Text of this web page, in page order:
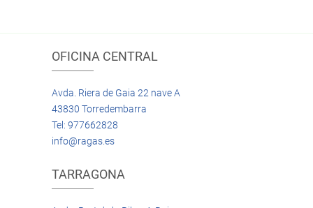
OFICINA CENTRAL
Avda. Riera de Gaia 22 nave A
43830 Torredembarra
Tel: 977662828
info@ragas.es
TARRAGONA